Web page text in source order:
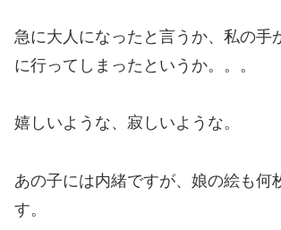
急に大人になったと言うか、私の手
に行ってしまったというか。。。
嬉しいような、寂しいような。
あの子には内緒ですが、娘の絵も何
す。